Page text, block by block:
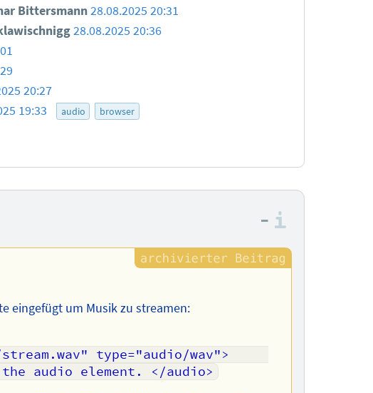
Bittersmann28.08.2025 20:31
28.08.2025 20:36
20:27
19:33 audio browser
–
eingefügt um Musik zu streamen:
type="audio/wav">
audio element. </audio>